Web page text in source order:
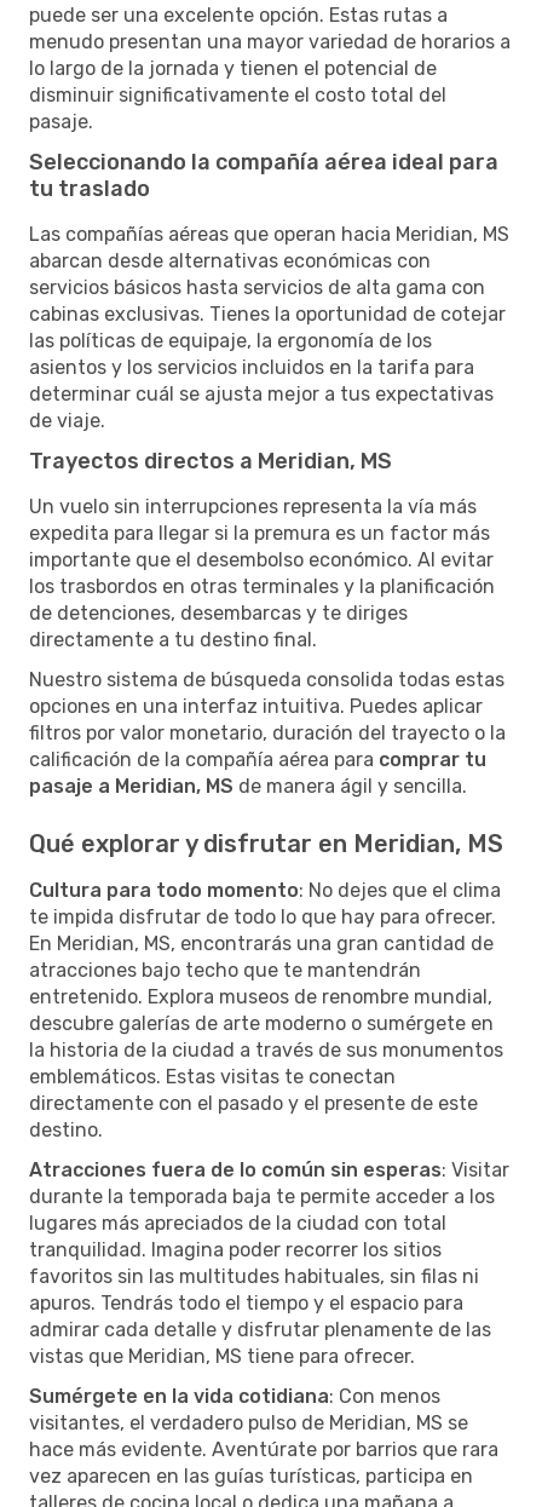
puede ser una excelente opción. Estas rutas a
menudo presentan una mayor variedad de horarios a
lo largo de la jornada y tienen el potencial de
disminuir significativamente el costo total del
pasaje.
Seleccionando la compañía aérea ideal para
tu traslado
Las compañías aéreas que operan hacia Meridian, MS
abarcan desde alternativas económicas con
servicios básicos hasta servicios de alta gama con
cabinas exclusivas. Tienes la oportunidad de cotejar
las políticas de equipaje, la ergonomía de los
asientos y los servicios incluidos en la tarifa para
determinar cuál se ajusta mejor a tus expectativas
de viaje.
Trayectos directos a Meridian, MS
Un vuelo sin interrupciones representa la vía más
expedita para llegar si la premura es un factor más
importante que el desembolso económico. Al evitar
los trasbordos en otras terminales y la planificación
de detenciones, desembarcas y te diriges
directamente a tu destino final.
Nuestro sistema de búsqueda consolida todas estas
opciones en una interfaz intuitiva. Puedes aplicar
filtros por valor monetario, duración del trayecto o la
calificación de la compañía aérea para comprar tu
pasaje a Meridian, MS de manera ágil y sencilla.
Qué explorar y disfrutar en Meridian, MS
Cultura para todo momento: No dejes que el clima
te impida disfrutar de todo lo que hay para ofrecer.
En Meridian, MS, encontrarás una gran cantidad de
atracciones bajo techo que te mantendrán
entretenido. Explora museos de renombre mundial,
descubre galerías de arte moderno o sumérgete en
la historia de la ciudad a través de sus monumentos
emblemáticos. Estas visitas te conectan
directamente con el pasado y el presente de este
destino.
Atracciones fuera de lo común sin esperas: Visitar
durante la temporada baja te permite acceder a los
lugares más apreciados de la ciudad con total
tranquilidad. Imagina poder recorrer los sitios
favoritos sin las multitudes habituales, sin filas ni
apuros. Tendrás todo el tiempo y el espacio para
admirar cada detalle y disfrutar plenamente de las
vistas que Meridian, MS tiene para ofrecer.
Sumérgete en la vida cotidiana: Con menos
visitantes, el verdadero pulso de Meridian, MS se
hace más evidente. Aventúrate por barrios que rara
vez aparecen en las guías turísticas, participa en